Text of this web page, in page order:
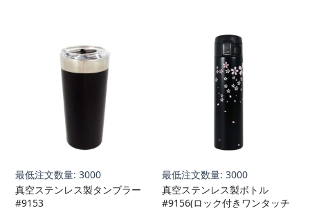
最低注文数量: 3000
真空ステンレス製タンブラー
#9153
最低注文数量: 3000
真空ステンレス製ボトル
#9156(ロック付きワンタッチ